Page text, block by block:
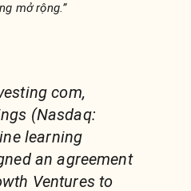
mở rộng.”
com,
(Nasdaq:
learning
an agreement
Ventures to